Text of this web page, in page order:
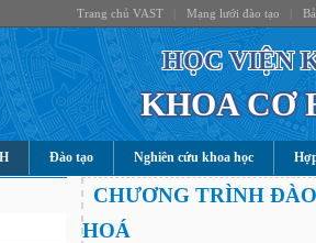
Trang chủ VAST Mạng lưới đào tạo
HỌC VIỆN
KHOA CƠ
Đào tạo Nghiên cứu khoa học
CHƯƠNG TRÌNH
HOÁ